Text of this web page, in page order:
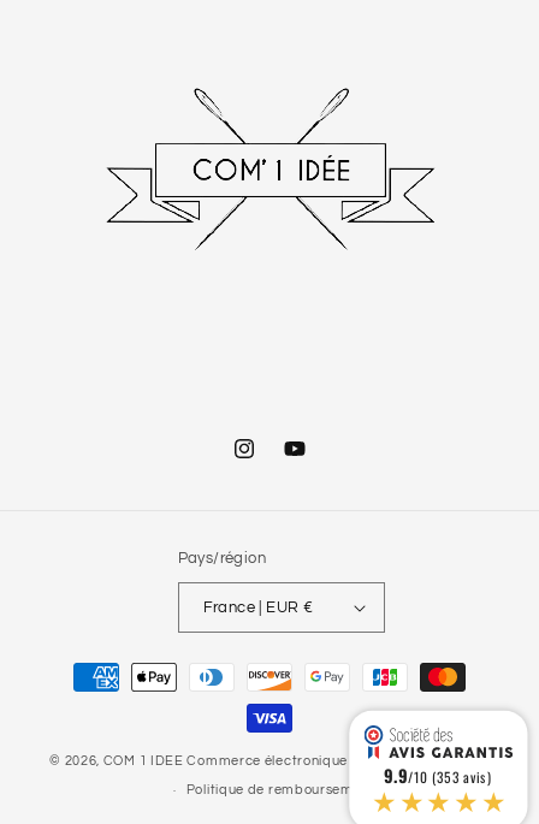
InstagramYouTube
Pays/région
France | EUR €
Moyens
© 2026, COM 1 IDEE Commerce électronique propulsé par Shopify
Politique de remboursement
9.9/10 (353 avis)
★★★★★